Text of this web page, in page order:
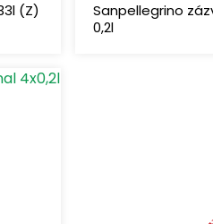
(Z)
Sanpellegrino
0,2l